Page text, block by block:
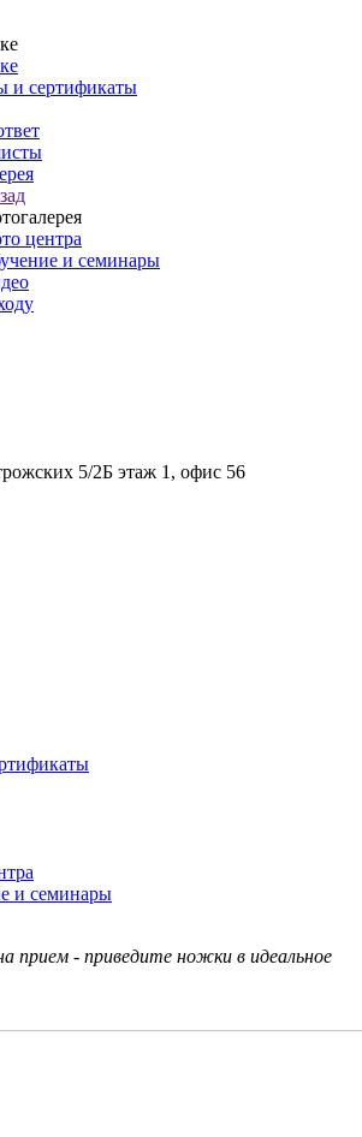
и сертификаты
центра
и семинары
5/2Б этаж 1, офис 56
и семинары
прием - приведите ножки в идеальное